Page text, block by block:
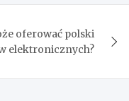
oferować polski
elektronicznych?